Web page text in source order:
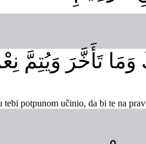
وَمَا تَأَخَّرَ وَيُتِمَّ
potpunom učinio, da bi te na